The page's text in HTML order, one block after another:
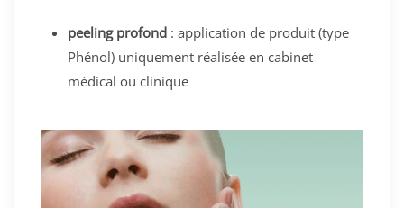
peeling profond : application de produit (type
Phénol) uniquement réalisée en cabinet
médical ou clinique